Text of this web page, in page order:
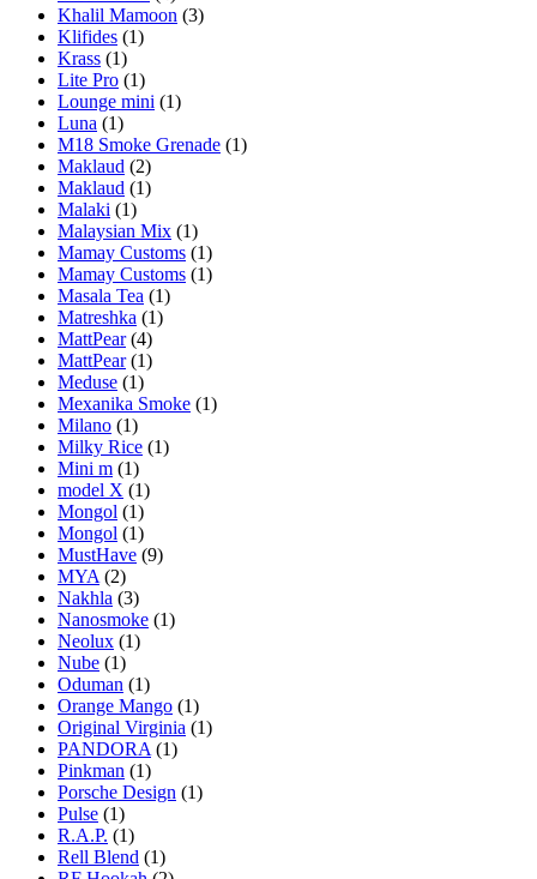
Khalil Mamoon (3)
Klifides (1)
Krass (1)
Lite Pro (1)
Lounge mini (1)
Luna (1)
M18 Smoke Grenade (1)
Maklaud (2)
Maklaud (1)
Malaki (1)
Malaysian Mix (1)
Mamay Customs (1)
Mamay Customs (1)
Masala Tea (1)
Matreshka (1)
MattPear(4)
MattPear(1)
Meduse (1)
Mexanika Smoke (1)
Milano (1)
Milky Rice (1)
Mini m (1)
model X (1)
Mongol (1)
Mongol (1)
MustHave (9)
MYA (2)
Nakhla (3)
Nanosmoke (1)
Neolux (1)
Nube (1)
Oduman (1)
Orange Mango (1)
Original Virginia (1)
PANDORA (1)
Pinkman (1)
Porsche Design (1)
Pulse (1)
R.A.P. (1)
Rell Blend (1)